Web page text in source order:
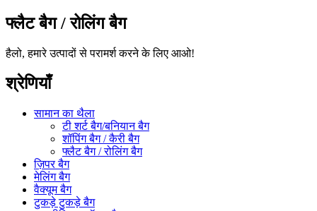
फ्लैट बैग / रोलिंग बैग
हैलो, हमारे उत्पादों से परामर्श करने के लिए आओ!
श्रेणियाँ
सामान का थैला
टी शर्ट बैग/बनियान बैग
शॉपिंग बैग / कैरी बैग
फ्लैट बैग / रोलिंग बैग
ज़िपर बैग
मेलिंग बैग
वैक्यूम बैग
टुकड़े टुकड़े बैग